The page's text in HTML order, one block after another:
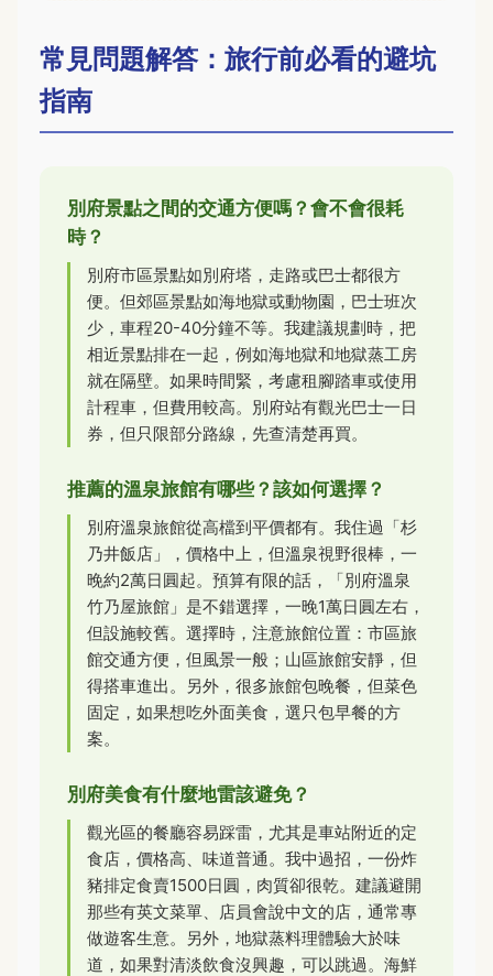
常見問題解答：旅行前必看的避坑
指南
別府景點之間的交通方便嗎？會不會很耗
時？
別府市區景點如別府塔，走路或巴士都很方
便。但郊區景點如海地獄或動物園，巴士班次
少，車程20-40分鐘不等。我建議規劃時，把
相近景點排在一起，例如海地獄和地獄蒸工房
就在隔壁。如果時間緊，考慮租腳踏車或使用
計程車，但費用較高。別府站有觀光巴士一日
券，但只限部分路線，先查清楚再買。
推薦的溫泉旅館有哪些？該如何選擇？
別府溫泉旅館從高檔到平價都有。我住過「杉
乃井飯店」，價格中上，但溫泉視野很棒，一
晚約2萬日圓起。預算有限的話，「別府溫泉
竹乃屋旅館」是不錯選擇，一晚1萬日圓左右，
但設施較舊。選擇時，注意旅館位置：市區旅
館交通方便，但風景一般；山區旅館安靜，但
得搭車進出。另外，很多旅館包晚餐，但菜色
固定，如果想吃外面美食，選只包早餐的方
案。
別府美食有什麼地雷該避免？
觀光區的餐廳容易踩雷，尤其是車站附近的定
食店，價格高、味道普通。我中過招，一份炸
豬排定食賣1500日圓，肉質卻很乾。建議避開
那些有英文菜單、店員會說中文的店，通常專
做遊客生意。另外，地獄蒸料理體驗大於味
道，如果對清淡飲食沒興趣，可以跳過。海鮮